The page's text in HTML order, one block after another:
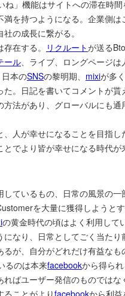
ね」機能はサイトへの滞在時
を持つようになる。企業側
の成長に繋がる。
存在する。 リクルートが送る
ール、ライブ、ロングページ
本のSNSの黎明期、 mixiが多
。日記を書いてコメントが
法があり、グローバルにも
人が幸せになることを目指
とでより皆が幸せになる時代が
ているもの、日常の風景の
を大量に獲得しようと
の黄金時代の頃はよく利用して
なり、日常としてごく当た
が、自分がどれだけ有益な
るのは本来facebookから得ら
ばユーザー発信のものでは